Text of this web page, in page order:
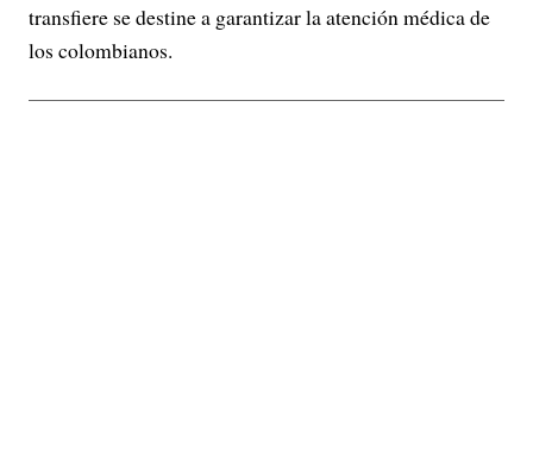
transfiere se destine a garantizar la atención médica de
los colombianos.